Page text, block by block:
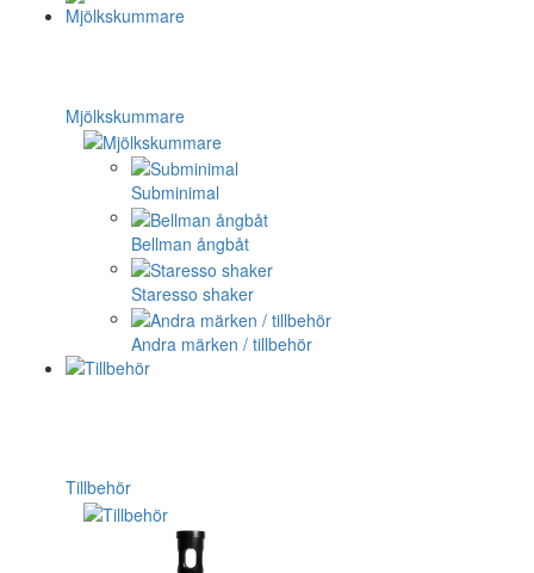
Mjölkskummare
Subminimal
Bellman ångbåt
Staresso shaker
Andra märken / tillbehör
Tillbehör